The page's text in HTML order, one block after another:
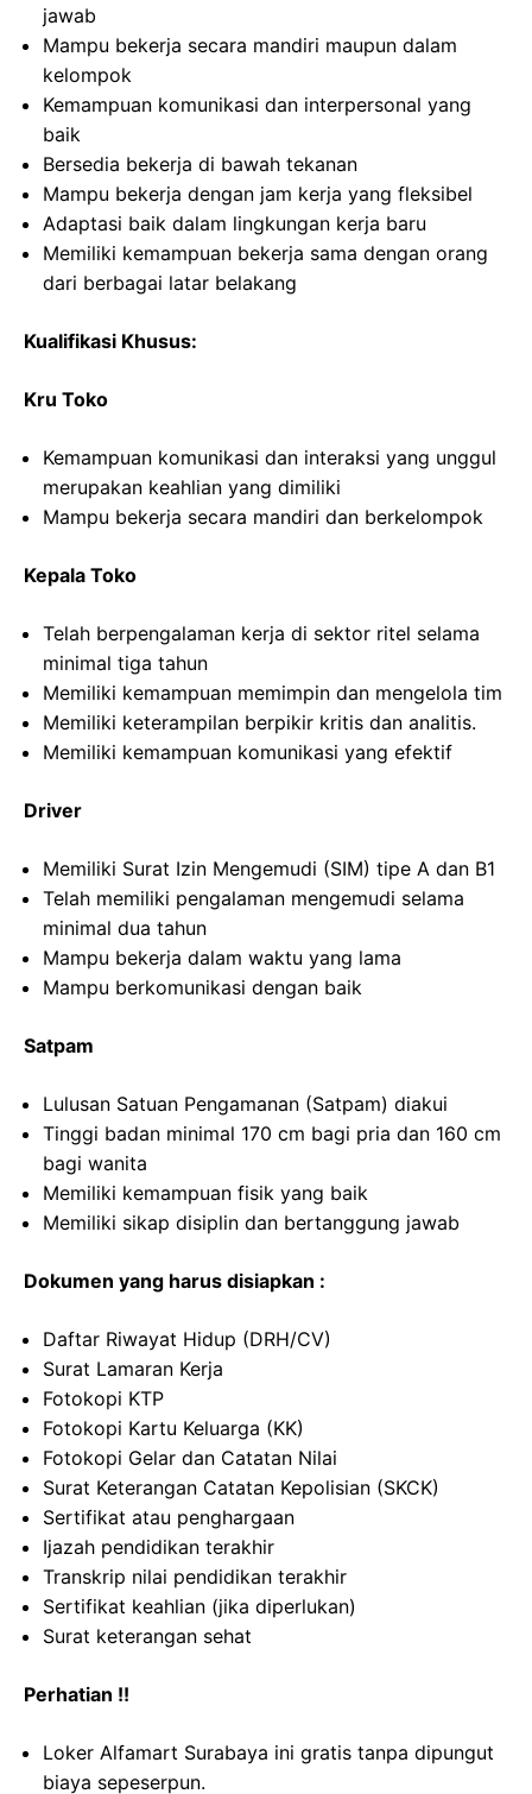
jawab
Mampu bekerja secara mandiri maupun dalam
kelompok
Kemampuan komunikasi dan interpersonal yang
baik
Bersedia bekerja di bawah tekanan
Mampu bekerja dengan jam kerja yang fleksibel
Adaptasi baik dalam lingkungan kerja baru
Memiliki kemampuan bekerja sama dengan orang
dari berbagai latar belakang
Kualifikasi Khusus:
Kru Toko
Kemampuan komunikasi dan interaksi yang unggul
merupakan keahlian yang dimiliki
Mampu bekerja secara mandiri dan berkelompok
Kepala Toko
Telah berpengalaman kerja di sektor ritel selama
minimal tiga tahun
Memiliki kemampuan memimpin dan mengelola tim
Memiliki keterampilan berpikir kritis dan analitis.
Memiliki kemampuan komunikasi yang efektif
Driver
Memiliki Surat Izin Mengemudi (SIM) tipe A dan B1
Telah memiliki pengalaman mengemudi selama
minimal dua tahun
Mampu bekerja dalam waktu yang lama
Mampu berkomunikasi dengan baik
Satpam
Lulusan Satuan Pengamanan (Satpam) diakui
Tinggi badan minimal 170 cm bagi pria dan 160 cm
bagi wanita
Memiliki kemampuan fisik yang baik
Memiliki sikap disiplin dan bertanggung jawab
Dokumen yang harus disiapkan :
Daftar Riwayat Hidup (DRH/CV)
Surat Lamaran Kerja
Fotokopi KTP
Fotokopi Kartu Keluarga (KK)
Fotokopi Gelar dan Catatan Nilai
Surat Keterangan Catatan Kepolisian (SKCK)
Sertifikat atau penghargaan
Ijazah pendidikan terakhir
Transkrip nilai pendidikan terakhir
Sertifikat keahlian (jika diperlukan)
Surat keterangan sehat
Perhatian !!
Loker Alfamart Surabaya ini gratis tanpa dipungut
biaya sepeserpun.